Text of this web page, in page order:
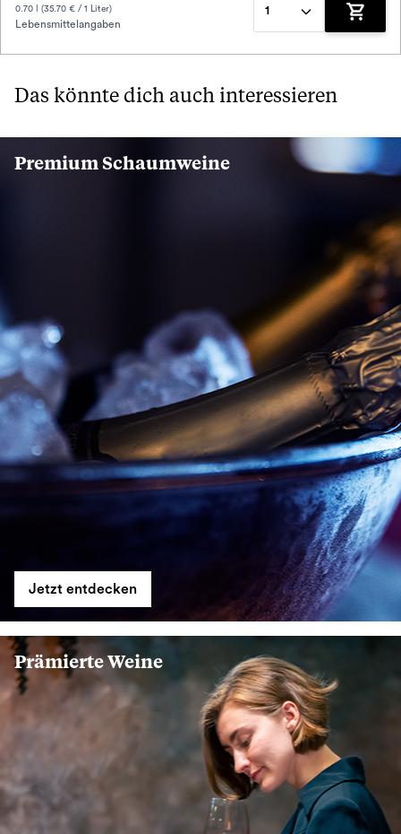
0.70 l (35.70 € / 1 Liter)
Lebensmittelangaben
1
Zum
Das könnte dich auch interessieren
Premium Schaumweine
Jetzt entdecken
Prämierte Weine